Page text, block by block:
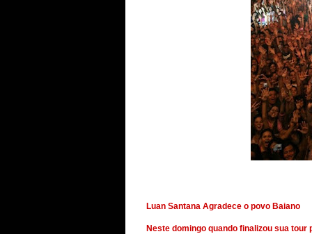
Luan Santana Agradece o povo Baiano
Neste domingo quando finalizou sua tour